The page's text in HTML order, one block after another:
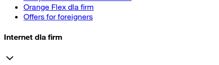
Orange Flex dla firm
Offers for foreigners
Internet dla firm